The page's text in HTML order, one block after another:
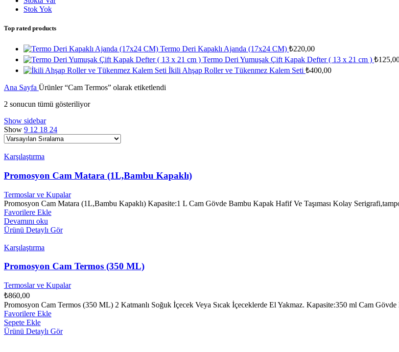
Stok Yok
Top rated products
Termo Deri Kapaklı Ajanda (17x24 CM) ₺220,00
Termo Deri Yumuşak Çift Kapak Defter ( 13 x 21 cm ) ₺
İkili Ahşap Roller ve Tükenmez Kalem Seti ₺400,00
Ana Sayfa Ürünler “Cam Termos” olarak etiketlendi
2 sonucun tümü gösteriliyor
Show sidebar
Show 9 12 18 24
Karşılaştırma
Promosyon Cam Matara (1L,Bambu Kapaklı)
Termoslar ve Kupalar
Promosyon Cam Matara (1L,Bambu Kapaklı) Kapasite:1 L Cam Gövde Bambu Kapak Hafif Ve Taşıması Kolay
Favorilere Ekle
Devamını oku
Ürünü Detaylı Gör
Karşılaştırma
Promosyon Cam Termos (350 ML)
Termoslar ve Kupalar
₺860,00
Promosyon Cam Termos (350 ML) 2 Katmanlı Soğuk İçecek Veya Sıcak İçeceklerde El Yakmaz. Kapasite:350 ml Cam
Favorilere Ekle
Sepete Ekle
Ürünü Detaylı Gör